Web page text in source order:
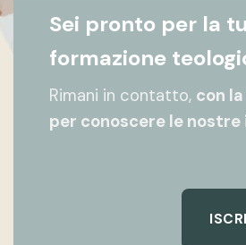
Sei pronto per la
formazione
Rimani in contatto, con
per conoscere le